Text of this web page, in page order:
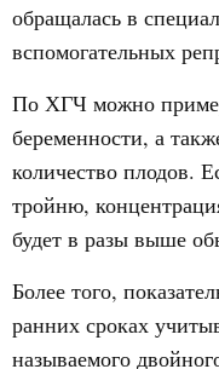
обращалась в
вспомогательных
По ХГЧ можно
беременности, а
количество плодов.
тройню,
будет в разы выше
Более того,
ранних сроках
называемого